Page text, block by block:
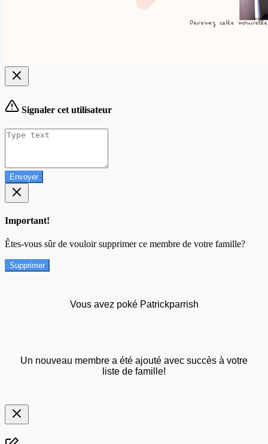
Signaler cet utilisateur
Envoyer
Important!
Êtes-vous sûr de vouloir supprimer ce membre de votre famille?
Supprimer
Vous avez poké Patrickparrish
Un nouveau membre a été ajouté avec succès à votre
liste de famille!